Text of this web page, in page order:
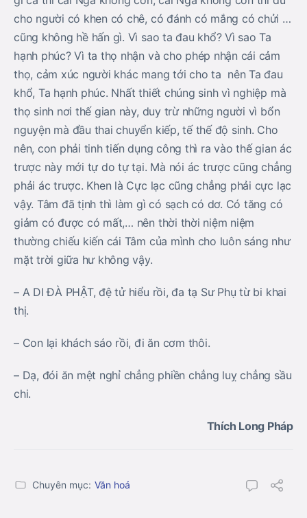
cho người có khen có chê, có đánh có mắng có chửi …
cũng không hề hấn gì. Vì sao ta đau khổ? Vì sao Ta
hạnh phúc? Vì ta thọ nhận và cho phép nhận cái cảm
thọ, cảm xúc người khác mang tới cho ta nên Ta đau
khổ, Ta hạnh phúc. Nhất thiết chúng sinh vì nghiệp mà
thọ sinh nơi thế gian này, duy trừ những người vì bổn
nguyện mà đầu thai chuyển kiếp, tế thế độ sinh. Cho
nên, con phải tinh tiến dụng công thì ra vào thế gian ác
trược này mới tự do tự tại. Mà nói ác trược cũng chẳng
phải ác trược. Khen là Cực lạc cũng chẳng phải cực lạc
vậy. Tâm đã tịnh thì làm gì có sạch có dơ. Có tăng có
giảm có được có mất,… nên thời thời niệm niệm
thường chiếu kiến cái Tâm của mình cho luôn sáng như
mặt trời giữa hư không vậy.
– A DI ĐÀ PHẬT, đệ tử hiểu rồi, đa tạ Sư Phụ từ bi khai
thị.
– Con lại khách sáo rồi, đi ăn cơm thôi.
– Dạ, đói ăn mệt nghỉ chẳng phiền chẳng luỵ chẳng sầu
chi.
Thích Long Pháp
Chuyên mục: Văn hoá